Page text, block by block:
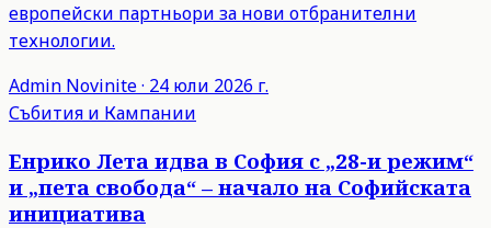
европейски партньори за нови отбранителни
технологии.
Admin Novinite· 24 юли 2026 г.
Събития и Кампании
Енрико Лета идва в София с „28-и режим“
и „пета свобода“ – начало на Софийската
инициатива